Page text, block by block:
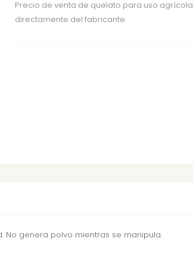
Precio de venta de quelato para uso agrícola
directamente del fabricante.
No genera polvo mientras se manipula.